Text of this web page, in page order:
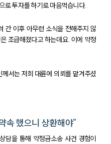
로 투자를 하기로 마음먹습니다.
간 이후 아무런 소식을 전해주지 않
조급해졌다고 하는데요. 이에 약정
서는 저희 대륜에 의뢰를 맡겨주셨
속 했으니 상환해야”
담을 통해 약정금소송 사건 경험이